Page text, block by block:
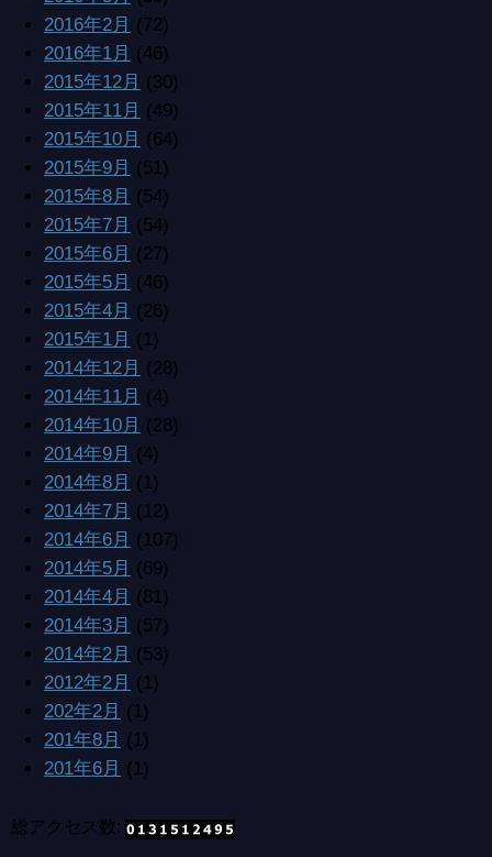
2016年2月 (72)
2016年1月 (46)
2015年12月 (30)
2015年11月 (49)
2015年10月 (64)
2015年9月 (51)
2015年8月 (54)
2015年7月 (54)
2015年6月 (27)
2015年5月 (46)
2015年4月 (26)
2015年1月 (1)
2014年12月 (28)
2014年11月 (4)
2014年10月 (28)
2014年9月 (4)
2014年8月 (1)
2014年7月 (12)
2014年6月 (107)
2014年5月 (69)
2014年4月 (81)
2014年3月 (57)
2014年2月 (53)
2012年2月 (1)
202年2月 (1)
201年8月 (1)
201年6月 (1)
総アクセス数: